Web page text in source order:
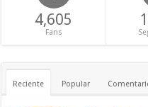
4,605
Fans
Reciente Popular